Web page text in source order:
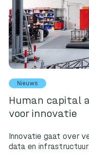
Nieuws
Human capital
voor innovatie
Innovatie gaat over
data en